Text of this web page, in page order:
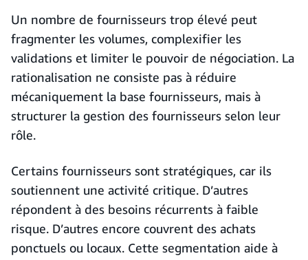
Un nombre de fournisseurs trop élevé peut
fragmenter les volumes, complexifier les
validations et limiter le pouvoir de négociation. La
rationalisation ne consiste pas à réduire
mécaniquement la base fournisseurs, mais à
structurer la gestion des fournisseurs selon leur
rôle.
Certains fournisseurs sont stratégiques, car ils
soutiennent une activité critique. D’autres
répondent à des besoins récurrents à faible
risque. D’autres encore couvrent des achats
ponctuels ou locaux. Cette segmentation aide à